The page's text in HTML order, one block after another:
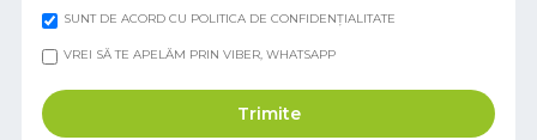
SUNT DE ACORD CU POLITICA DE CONFIDENȚIALITATE
VREI SĂ TE APELĂM PRIN VIBER, WHATSAPP
Trimite